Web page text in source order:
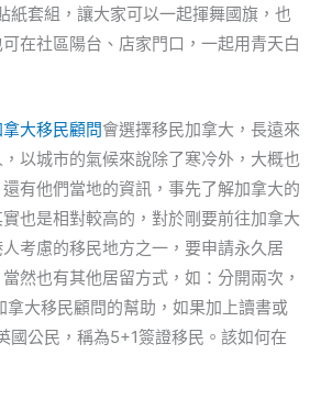
套組，讓大家可以一起揮舞國旗，也
在社區陽台、店家門口，一起用青天白
大移民顧問會選擇移民加拿大，長遠來
以城市的氣候來說除了寒冷外，大概也
有他們當地的資訊，事先了解加拿大的
也是相對較高的，對於剛要前往加拿大
考慮的移民地方之一，要申請永久居
然也有其他居留方式，如：分開兩次，
大移民顧問的幫助，如果加上讀書或
國公民，稱為5+1簽證移民。該如何在